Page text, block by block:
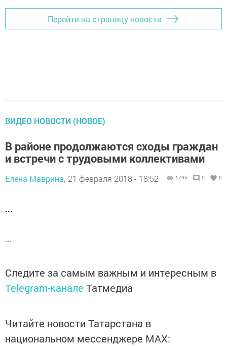
Перейти на страницу новости
ВИДЕО НОВОСТИ (НОВОЕ)
В районе продолжаются сходы граждан
и встречи с трудовыми коллективами
Елена Маврина, 21 февраля 2018 - 18:52 1796 0 0
...
...
Следите за самым важным и интересным в
Telegram-канале Татмедиа
Читайте новости Татарстана в
национальном мессенджере MАХ: